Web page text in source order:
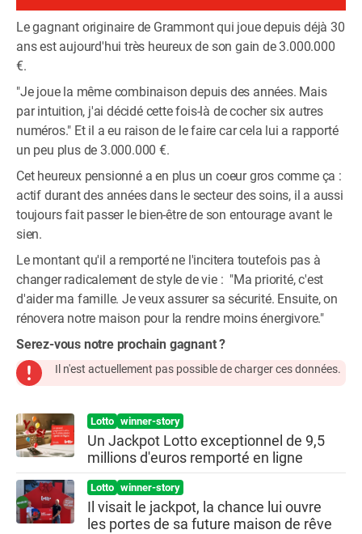
Le gagnant originaire de Grammont qui joue depuis déjà 30
ans est aujourd'hui très heureux de son gain de 3.000.000
€.
"Je joue la même combinaison depuis des années. Mais
par intuition, j'ai décidé cette fois-là de cocher six autres
numéros." Et il a eu raison de le faire car cela lui a rapporté
un peu plus de 3.000.000 €.
Cet heureux pensionné a en plus un coeur gros comme ça :
actif durant des années dans le secteur des soins, il a aussi
toujours fait passer le bien-être de son entourage avant le
sien.
Le montant qu'il a remporté ne l'incitera toutefois pas à
changer radicalement de style de vie : "Ma priorité, c'est
d'aider ma famille. Je veux assurer sa sécurité. Ensuite, on
rénovera notre maison pour la rendre moins énergivore."
Serez-vous notre prochain gagnant ?
Il n'est actuellement pas possible de charger ces données.
Lotto winner-story
Un Jackpot Lotto exceptionnel de 9,5
millions d'euros remporté en ligne
Lotto winner-story
Il visait le jackpot, la chance lui ouvre
les portes de sa future maison de rêve